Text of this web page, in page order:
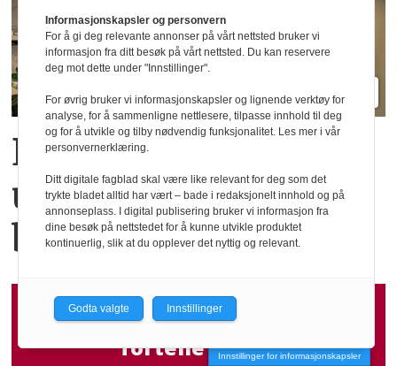
Et merke for
uavhengige
butikker
Har du nyheter du ønsker å
fortelle om påInnstillinger for informasjonskapsler
Informasjonskapsler og personvern
For å gi deg relevante annonser på vårt nettsted bruker vi
informasjon fra ditt besøk på vårt nettsted. Du kan reservere
deg mot dette under "Innstillinger".
For øvrig bruker vi informasjonskapsler og lignende verktøy for
analyse, for å sammenligne nettlesere, tilpasse innhold til deg
og for å utvikle og tilby nødvendig funksjonalitet. Les mer i vår
personvernerklæring.
Ditt digitale fagblad skal være like relevant for deg som det
trykte bladet alltid har vært – bade i redaksjonelt innhold og på
annonseplass. I digital publisering bruker vi informasjon fra
dine besøk på nettstedet for å kunne utvikle produktet
kontinuerlig, slik at du opplever det nyttig og relevant.
Godta valgte Innstillinger